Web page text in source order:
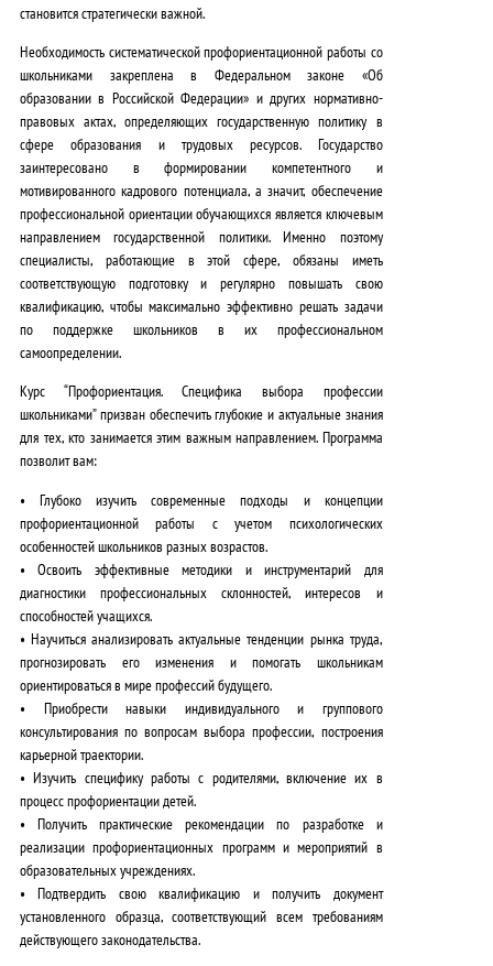
становитсястратегически важной.
Необходимость систематической профориентационной работы со
школьниками закреплена в Федеральном законе «Об
образовании в Российской Федерации» и других нормативно-
правовых актах, определяющих государственную политику в
сфере образования и трудовых ресурсов. Государство
заинтересовано в формировании компетентного и
мотивированного кадрового потенциала, а значит, обеспечение
профессиональной ориентации обучающихся является ключевым
направлением государственной политики. Именно поэтому
специалисты, работающие в этой сфере, обязаны иметь
соответствующую подготовку и регулярно повышать свою
квалификацию, чтобы максимально эффективно решать задачи
по поддержке школьников в их профессиональном
самоопределении.
Курс “Профориентация. Специфика выбора профессии
школьниками” призван обеспечить глубокие и актуальные знания
для тех, кто занимается этим важным направлением. Программа
позволит вам:
•Глубоко изучить современные подходы и концепции
профориентационной работы с учетом психологических
особенностей школьников разных возрастов.
•Освоить эффективные методики и инструментарий для
диагностики профессиональных склонностей, интересов и
способностей учащихся.
•Научиться анализировать актуальные тенденции рынка труда,
прогнозировать его изменения и помогать школьникам
ориентироваться в мире профессий будущего.
• Приобрести навыки индивидуального и группового
консультирования по вопросам выбора профессии, построения
карьерной траектории.
•Изучить специфику работы с родителями, включение их в
процесс профориентации детей.
•Получить практические рекомендации по разработке и
реализации профориентационных программ и мероприятий в
образовательных учреждениях.
•Подтвердить свою квалификацию и получить документ
установленного образца, соответствующий всем требованиям
действующего законодательства.